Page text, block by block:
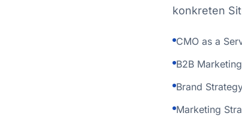
konkreten
CMO as a
B2B
Brand
Marketing